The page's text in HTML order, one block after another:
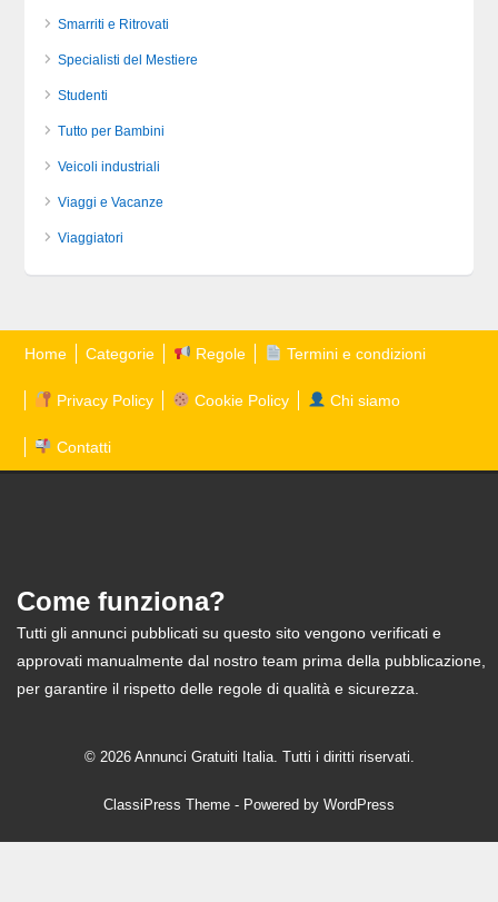
Smarriti e Ritrovati
Specialisti del Mestiere
Studenti
Tutto per Bambini
Veicoli industriali
Viaggi e Vacanze
Viaggiatori
Home Categorie Regole Termini e condizioni
Privacy Policy Cookie Policy Chi siamo
Contatti
Come funziona?
Tutti gli annunci pubblicati su questo sito vengono verificati e
approvati manualmente dal nostro team prima della pubblicazione,
per garantire il rispetto delle regole di qualità e sicurezza.
© 2026 Annunci Gratuiti Italia. Tutti i diritti riservati.
ClassiPress Theme - Powered by WordPress